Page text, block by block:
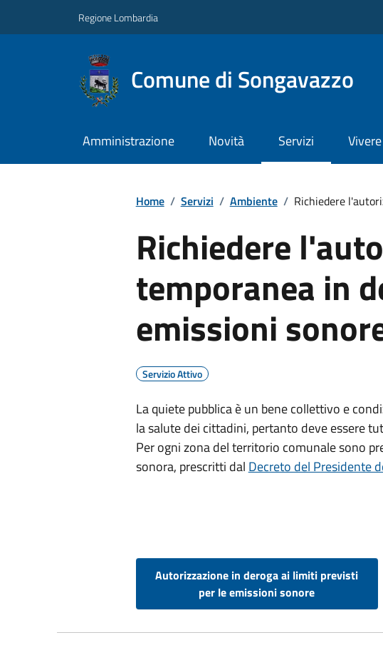
Regione Lombardia
Comune di Songavazzo
Amministrazione Novità Servizi
Home / Servizi / Ambiente / Richiedere
Richiedere
temporanea in
emissioni
Servizio Attivo
La quiete pubblica è un bene collettivo e
la salute dei cittadini, pertanto deve essere
Per ogni zona del territorio comunale sono
sonora, prescritti dal Decreto del Presidente
Autorizzazione in deroga ai limiti previsti
per le emissioni sonore